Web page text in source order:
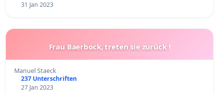
31 Jan 2023
Frau Baerbock, treten sie zurück !
Manuel Staeck
237 Unterschriften
27 Jan 2023